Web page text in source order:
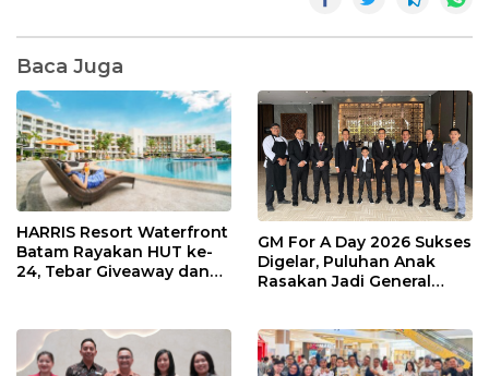
Baca Juga
HARRIS Resort Waterfront
Batam Rayakan HUT ke-
24, Tebar Giveaway dan
GM For A Day 2026 Sukses
Digelar, Puluhan Anak
Rasakan Jadi General